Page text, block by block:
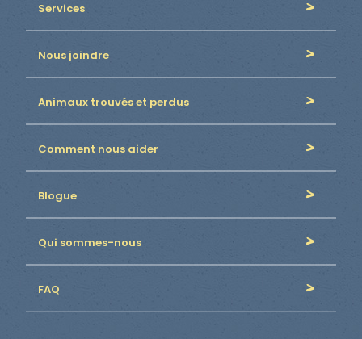
Services
Nous joindre
Animaux trouvés et perdus
Comment nous aider
Blogue
Qui sommes-nous
FAQ